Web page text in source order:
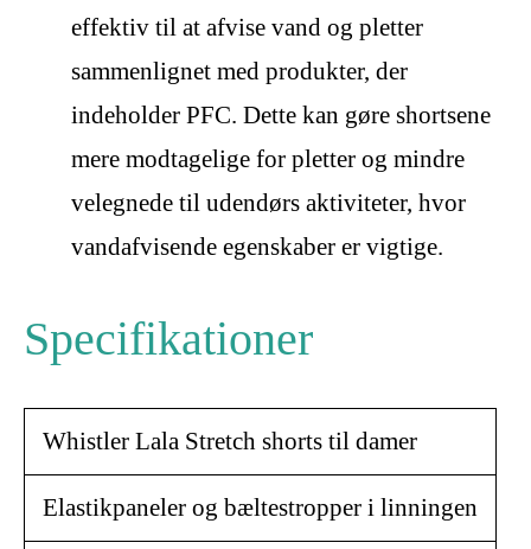
effektiv til at afvise vand og pletter
sammenlignet med produkter, der
indeholder PFC. Dette kan gøre shortsene
mere modtagelige for pletter og mindre
velegnede til udendørs aktiviteter, hvor
vandafvisende egenskaber er vigtige.
Specifikationer
Whistler Lala Stretch shorts til damer
Elastikpaneler og bæltestropper i linningen